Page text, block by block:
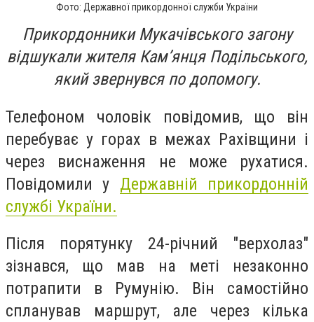
Фото: Державної прикордонної служби України
Прикордонники Мукачівського загону
відшукали жителя Кам’янця Подільського,
який звернувся по допомогу.
Телефоном чоловік повідомив, що він
перебуває у горах в межах Рахівщини і
через виснаження не може рухатися.
Повідомили у Державній прикордонній
службі України.
Після порятунку 24-річний "верхолаз"
зізнався, що мав на меті незаконно
потрапити в Румунію. Він самостійно
спланував маршрут, але через кілька